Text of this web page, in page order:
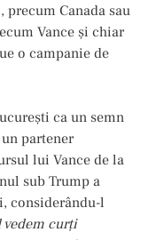
Canada sau
Vance și chiar
o campanie de
ca un semn
partener
lui Vance de la
sub Trump a
considerându-l
vedem curți